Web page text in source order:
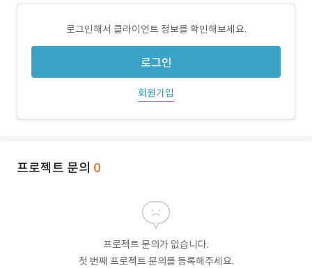
로그인해서 클라이언트 정보를 확인해보세요.
로그인
회원가입
프로젝트 문의 0
프로젝트 문의가 없습니다.
첫 번째 프로젝트 문의를 등록해주세요.